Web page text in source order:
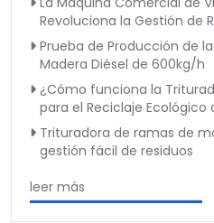
Revoluciona la Gestión de
Prueba de Producción de
Madera Diésel de 600kg/h
¿Cómo funciona la
para el Reciclaje Ecológico
Trituradora de ramas de
gestión fácil de residuos
leer más